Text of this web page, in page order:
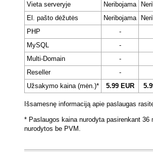
Vieta serveryje
Neribojama
El. pašto dėžutės
Neribojama
PHP
-
MySQL
-
Multi-Domain
-
Reseller
-
Užsakymo kaina (mėn.)*
5.99 EUR
Išsamesnę informaciją apie paslaugas
* Paslaugos kaina nurodyta pasirenkant
nurodytos be PVM.